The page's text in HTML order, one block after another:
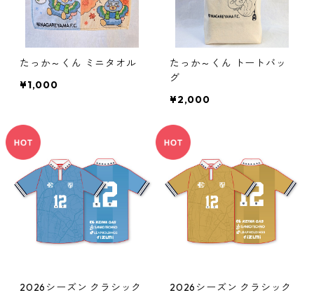
たっか～くん ミニタオル
¥1,000
たっか～くん トートバッ
グ
¥2,000
2026シーズン クラシック
2026シーズン クラシック